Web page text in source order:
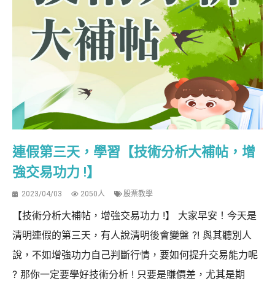
連假第三天，學習【技術分析大補帖，增
強交易功力 !】
2023/04/03 2050人 股票教學
【技術分析大補帖，增強交易功力 !】 大家早安！今天是
清明連假的第三天，有人說清明後會變盤 ?! 與其聽別人
說，不如增強功力自己判斷行情，要如何提升交易能力呢
? 那你一定要學好技術分析 ! 只要是賺價差，尤其是期